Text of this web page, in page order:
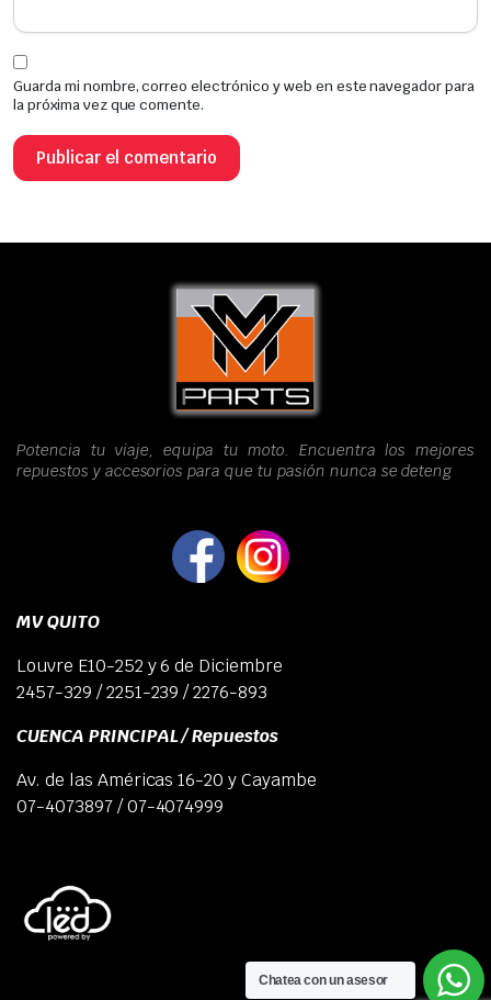
Guarda mi nombre, correo electrónico y web en este navegador para
la próxima vez que comente.
Potencia tu viaje, equipa tu moto. Encuentra los mejores
repuestos y accesorios para que tu pasión nunca se deteng
MV QUITO
Louvre E10-252 y 6 de Diciembre
2457-329 / 2251-239 / 2276-893
CUENCA PRINCIPAL / Repuestos
Av. de las Américas 16-20 y Cayambe
07-4073897 / 07-4074999
Chatea con un asesor